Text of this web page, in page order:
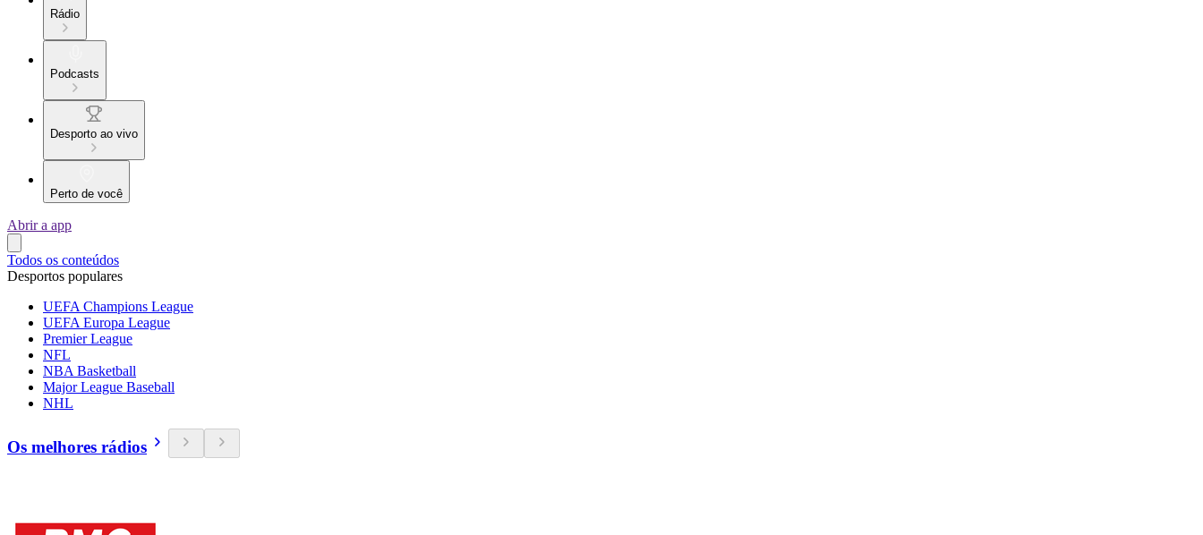
Rádio
Podcasts
Desporto ao vivo
Perto de você
Abrir a app
Todos os conteúdos
Desportos populares
UEFA Champions League
UEFA Europa League
Premier League
NFL
NBA Basketball
Major League Baseball
NHL
Os melhores rádios